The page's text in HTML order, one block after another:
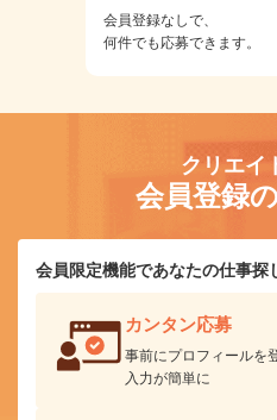
会員登録なしで、
何件でも応募できます。
クリエイ
会員登録
会員限定機能であなたの仕事探
カンタン応募
事前にプロフィールを
入力が簡単に